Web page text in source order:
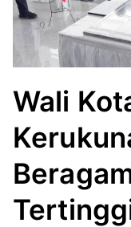
Wali